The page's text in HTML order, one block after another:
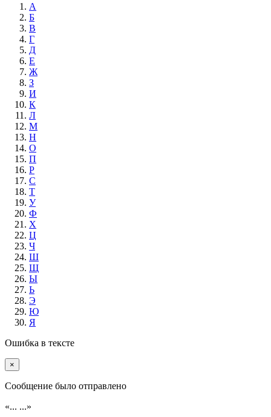
А
Б
В
Г
Д
Е
Ж
З
И
К
Л
М
Н
О
П
Р
С
Т
У
Ф
Х
Ц
Ч
Ш
Щ
Ы
Ь
Э
Ю
Я
Ошибка в тексте
×
Cообщение было отправлено
«... ...»